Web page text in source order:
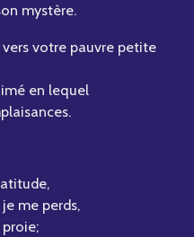
mystère.
vers votre pauvre petite
en lequel
me perds,